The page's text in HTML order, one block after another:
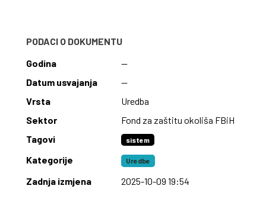
PODACI O DOKUMENTU
Godina
—
Datum usvajanja
—
Vrsta
Uredba
Sektor
Fond za zaštitu okoliša FBiH
Tagovi
sistem
Kategorije Uredbe
Zadnja izmjena 2025-10-09 19:54